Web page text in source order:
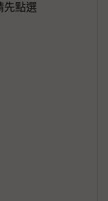
先點選